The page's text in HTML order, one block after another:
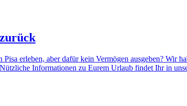
erleben, aber dafür kein Vermögen ausgeben?
Informationen zu Eurem Urlaub findet Ihr in